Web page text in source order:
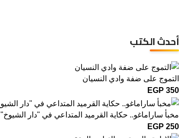
أحدث الكتب
التموج على ضفة وادي النسيان
EGP 350
مخبأ ساراماغو.. حكاية القرميد المتداعي في "دار الشيوخ"
EGP 250